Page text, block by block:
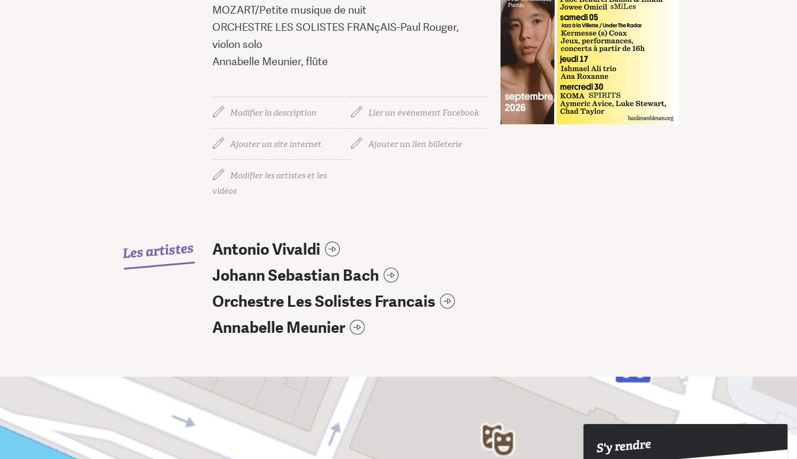
44 € RÉSERVER sur digitick.com
27,50 € RÉSERVER sur fnac.com
MOZART/Petite musique de nuit
ORCHESTRE LES SOLISTES FRANçAIS-Paul Rouger,
violon solo
Annabelle Meunier, flûte
Modifier la description Lier un événement Facebook
Ajouter un site internet Ajouter un lien billeterie
Modifier les artistes et les
vidéos
Les artistes
Antonio Vivaldi
Johann Sebastian Bach
Orchestre Les Solistes Francais
Annabelle Meunier
S'y rendre